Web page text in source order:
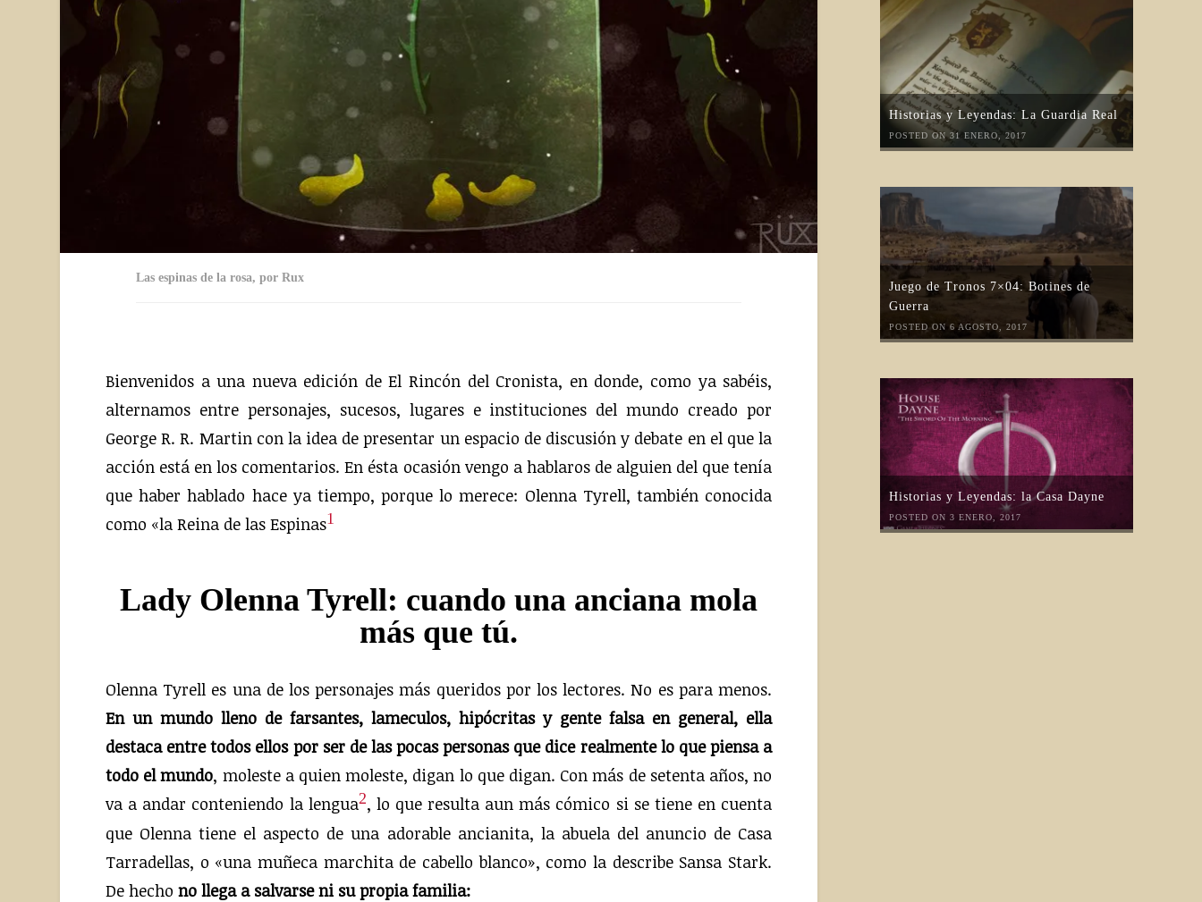
Las espinas de la rosa, por Rux
Bienvenidos a una nueva edición de El Rincón del Cronista, en donde, como ya sabéis,
alternamos entre personajes, sucesos, lugares e instituciones del mundo creado por
George R. R. Martin con la idea de presentar un espacio de discusión y debate en el que la
acción está en los comentarios. En ésta ocasión vengo a hablaros de alguien del que tenía
que haber hablado hace ya tiempo, porque lo merece: Olenna Tyrell, también conocida
como «la Reina de las Espinas1
Lady Olenna Tyrell: cuando una anciana mola
más que tú.
Olenna Tyrell es una de los personajes más queridos por los lectores. No es para menos.
En un mundo lleno de farsantes, lameculos, hipócritas y gente falsa en general, ella
destaca entre todos ellos por ser de las pocas personas que dice realmente lo que piensa a
todo el mundo, moleste a quien moleste, digan lo que digan. Con más de setenta años, no
va a andar conteniendo la lengua2, lo que resulta aun más cómico si se tiene en cuenta
que Olenna tiene el aspecto de una adorable ancianita, la abuela del anuncio de Casa
Tarradellas, o «una muñeca marchita de cabello blanco», como la describe Sansa Stark.
De hecho no llega a salvarse ni su propia familia:
Historias y Leyendas: La Guardia Real
POSTED ON 31 ENERO, 2017
Juego de Tronos 7×04: Botines de
Guerra
POSTED ON 6 AGOSTO, 2017
Historias y Leyendas: la Casa Dayne
POSTED ON 3 ENERO, 2017